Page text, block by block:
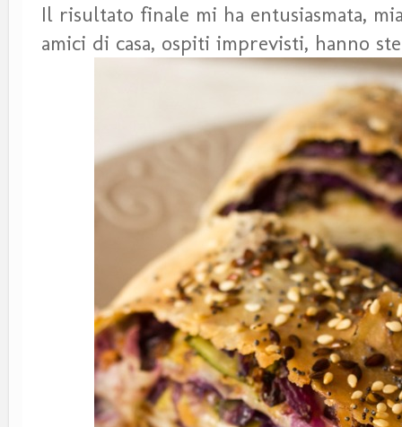
Il risultato finale mi ha entusiasmata,
amici di casa, ospiti imprevisti, hanno